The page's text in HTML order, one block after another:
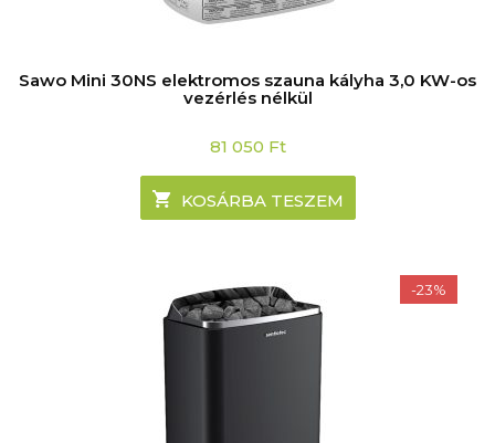
Sawo Mini 30NS elektromos szauna kályha 3,0 KW-os
vezérlés nélkül
81 050 Ft
KOSÁRBA TESZEM
-23%